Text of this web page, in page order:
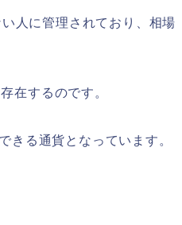
人に管理されており、相場
在するのです。
きる通貨となっています。